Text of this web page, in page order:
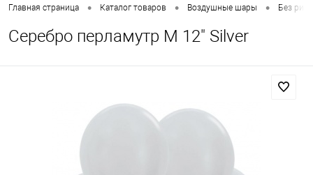
Главная страница • Каталог товаров • Воздушные шары • Без
Серебро перламутр М 12" Silver